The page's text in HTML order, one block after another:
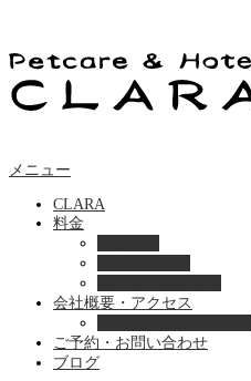
メニュー
CLARA
料金
会社概要・アクセス
ご予約・お問い合わせ
ブログ